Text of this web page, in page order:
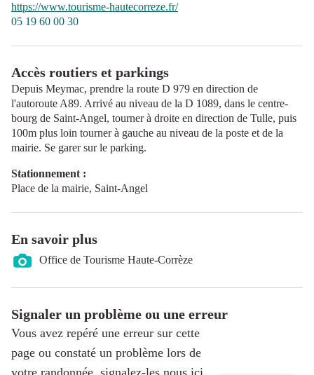
https://www.tourisme-hautecorreze.fr/
05 19 60 00 30
Accès routiers et parkings
Depuis Meymac, prendre la route D 979 en direction de
l'autoroute A89. Arrivé au niveau de la D 1089, dans le centre-
bourg de Saint-Angel, tourner à droite en direction de Tulle, puis
100m plus loin tourner à gauche au niveau de la poste et de la
mairie. Se garer sur le parking.
Stationnement :
Place de la mairie, Saint-Angel
En savoir plus
Office de Tourisme Haute-Corrèze
Signaler un problème ou une erreur
Vous avez repéré une erreur sur cette
page ou constaté un problème lors de
votre randonnée, signalez-les nous ici.